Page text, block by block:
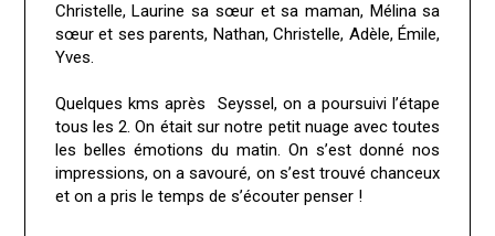
Christelle, Laurine sa sœur et sa maman, Mélina sa
sœur et ses parents, Nathan, Christelle, Adèle, Émile,
Yves.
Quelques kms après
Seyssel, on a poursuivi l’étape
tous les 2. On était sur notre petit nuage avec toutes
les belles émotions du matin. On s’est donné nos
impressions, on a savouré, on s’est trouvé chanceux
et on a pris le temps de s’écouter penser !